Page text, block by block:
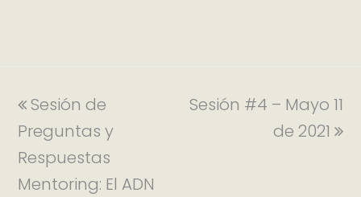
Sesión de
Preguntas y
Respuestas
Mentoring: El ADN
Sesión #4 – Mayo 11
de 2021